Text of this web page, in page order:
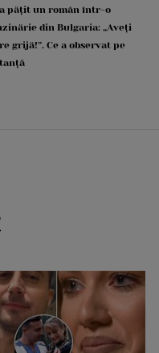
a pățit un român într-o
din Bulgaria: „Aveți
grijă!”. Ce a observat pe